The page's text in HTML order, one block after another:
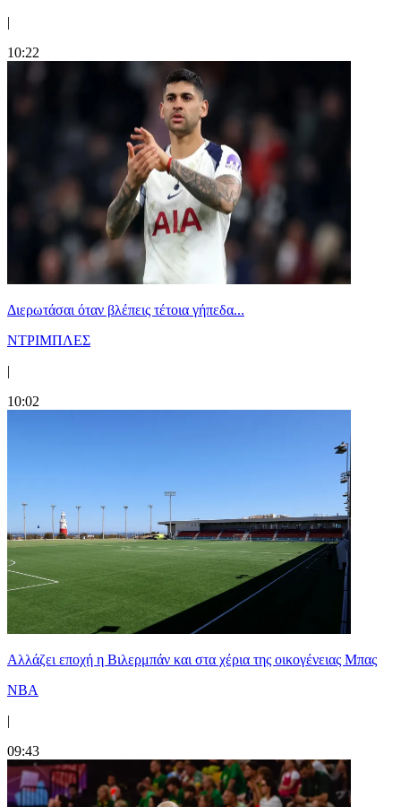
|
10:22
Διερωτάσαι όταν βλέπεις τέτοια γήπεδα...
ΝΤΡΙΜΠΛΕΣ
|
10:02
Aλλάζει εποχή η Βιλερμπάν και στα χέρια της οικογένειας Μπας
NBA
|
09:43